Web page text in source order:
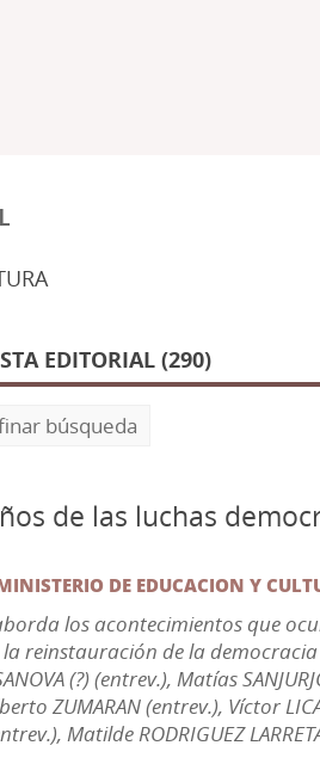
EDITORIAL (290)
búsqueda
de las luchas
DE EDUCACION Y
los acontecimientos que
reinstauración de la democracia
(?) (entrev.), Matías
ZUMARAN (entrev.), Víctor
Matilde RODRIGUEZ